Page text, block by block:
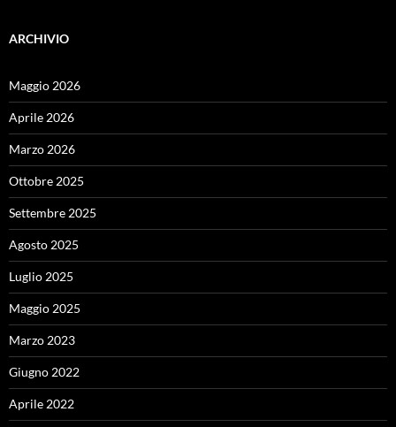
ARCHIVIO
Maggio 2026
Aprile 2026
Marzo 2026
Ottobre 2025
Settembre 2025
Agosto 2025
Luglio 2025
Maggio 2025
Marzo 2023
Giugno 2022
Aprile 2022